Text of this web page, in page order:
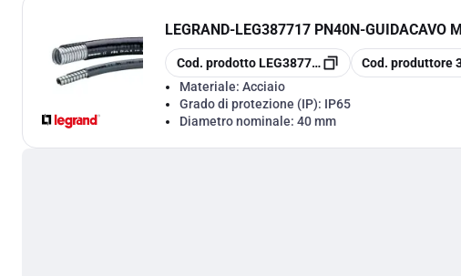
LEGRAND-LEG387717 PN40N-GUIDACAVO
copia
Cod. prodottoLEG387717 copia
Cod. produttore
Materiale: Acciaio
Grado di protezione (IP): IP65
Diametro nominale: 40 mm